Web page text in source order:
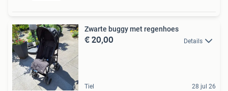
Zwarte buggy met regenhoes
€ 20,00 Details
Tiel 28 jul 26